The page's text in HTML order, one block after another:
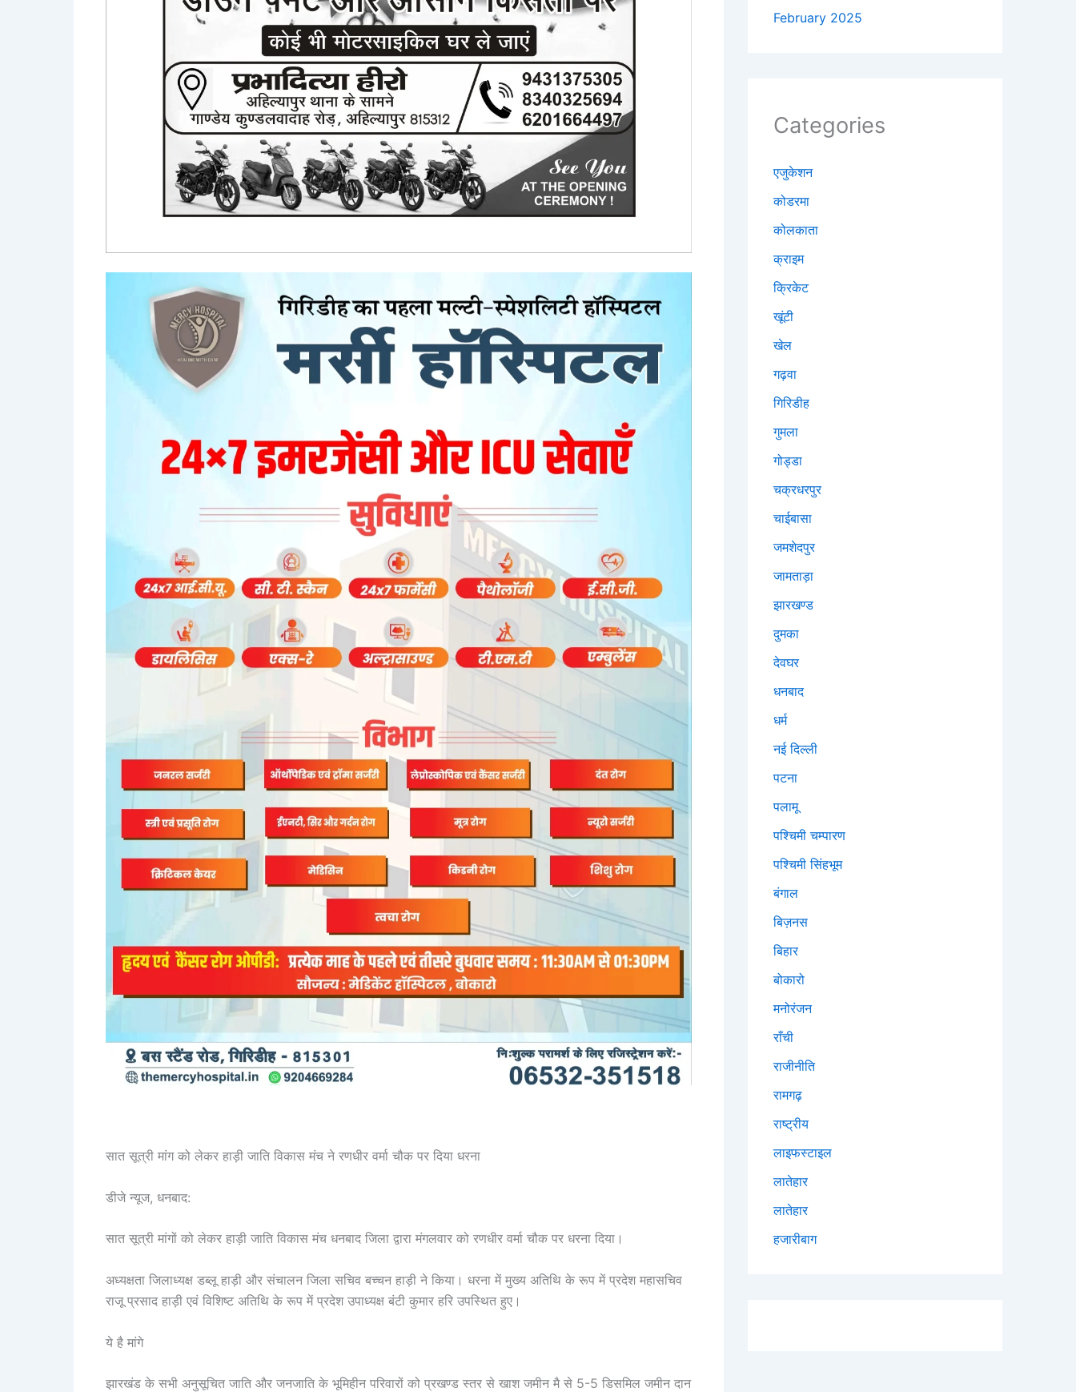
सात सूत्री मांग को लेकर हाड़ी जाति विकास मंच ने रणधीर वर्मा चौक पर दिया धरना
डीजे न्यूज, धनबाद:
सात सूत्री मांगों को लेकर हाड़ी जाति विकास मंच धनबाद जिला द्वारा मंगलवार को रणधीर वर्मा चौक पर धरना दिया।
अध्यक्षता जिलाध्यक्ष डब्लू हाड़ी और संचालन जिला सचिव बच्चन हाड़ी ने किया। धरना में मुख्य अतिथि के रूप में प्रदेश महासचिव
राजू प्रसाद हाड़ी एवं विशिष्ट अतिथि के रूप में प्रदेश उपाध्यक्ष बंटी कुमार हरि उपस्थित हुए।
ये है मांगे
झारखंड के सभी अनुसूचित जाति और जनजाति के भूमिहीन परिवारों को प्रखण्ड स्तर से खाश जमीन मै से 5-5 डिसमिल जमीन दान
February 2025
Categories
एजुकेशन
कोडरमा
कोलकाता
क्राइम
क्रिकेट
खूंटी
खेल
गढ़वा
गिरिडीह
गुमला
गोड्डा
चक्रधरपुर
चाईबासा
जमशेदपुर
जामताड़ा
झारखण्ड
दुमका
देवघर
धनबाद
धर्म
नई दिल्ली
पटना
पलामू
पश्चिमी चम्पारण
पश्चिमी सिंहभूम
बंगाल
बिज़नस
बिहार
बोकारो
मनोरंजन
राँची
राजीनीति
रामगढ़
राष्ट्रीय
लाइफस्टाइल
लातेहार
लातेहार
हजारीबाग